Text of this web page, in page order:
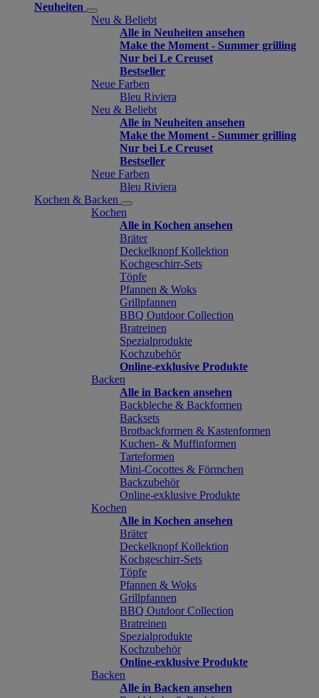
Neuheiten
Neu & Beliebt
Alle in Neuheiten ansehen
Make the Moment - Summer grilling
Nur bei Le Creuset
Bestseller
Neue Farben
Bleu Riviera
Neu & Beliebt
Alle in Neuheiten ansehen
Make the Moment - Summer grilling
Nur bei Le Creuset
Bestseller
Neue Farben
Bleu Riviera
Kochen & Backen
Kochen
Alle in Kochen ansehen
Bräter
Deckelknopf Kollektion
Kochgeschirr-Sets
Töpfe
Pfannen & Woks
Grillpfannen
BBQ Outdoor Collection
Bratreinen
Spezialprodukte
Kochzubehör
Online-exklusive Produkte
Backen
Alle in Backen ansehen
Backbleche & Backformen
Backsets
Brotbackformen & Kastenformen
Kuchen- & Muffinformen
Tarteformen
Mini-Cocottes & Förmchen
Backzubehör
Online-exklusive Produkte
Kochen
Alle in Kochen ansehen
Bräter
Deckelknopf Kollektion
Kochgeschirr-Sets
Töpfe
Pfannen & Woks
Grillpfannen
BBQ Outdoor Collection
Bratreinen
Spezialprodukte
Kochzubehör
Online-exklusive Produkte
Backen
Alle in Backen ansehen